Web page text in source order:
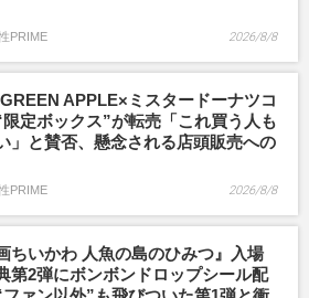
PRIME 2026/8/8
APPLE×ミスタードーナツコ
限定ボックス”が転売「これ買う人も
」と賛否、懸念される店頭販売への
PRIME 2026/8/8
ちいかわ 人魚の島のひみつ』入場
第2弾にボンボンドロップシール配